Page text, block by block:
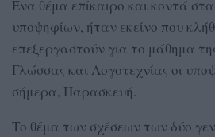
Ένα θέμα επίκαιρο και κοντά
υποψηφίων, ήταν εκείνο που
επεξεργαστούν για το μάθημα
Γλώσσας και Λογοτεχνίας οι
σήμερα, Παρασκευή.
Το θέμα των σχέσεων των δύο